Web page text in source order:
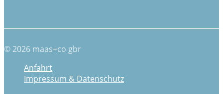
© 2026 maas+co gbr
Anfahrt
Impressum & Datenschutz